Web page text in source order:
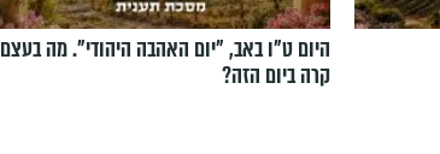
היום ט"ו באב, ”יום האהבה היהודי". מה בעצם
קרה ביום הזה?